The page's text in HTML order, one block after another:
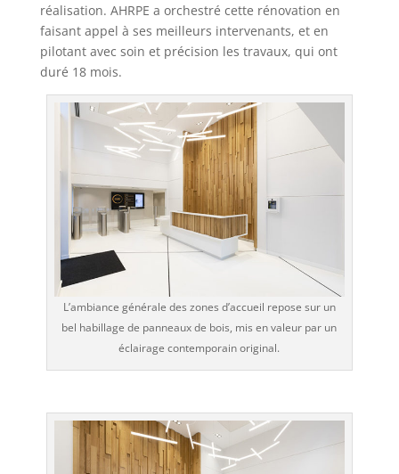
réalisation. AHRPE a orchestré cette rénovation en
faisant appel à ses meilleurs intervenants, et en
pilotant avec soin et précision les travaux, qui ont
duré 18 mois.
L’ambiance générale des zones d’accueil repose sur un
bel habillage de panneaux de bois, mis en valeur par un
éclairage contemporain original.